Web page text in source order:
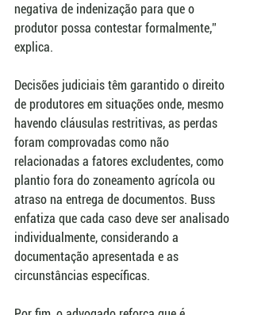
negativa de indenização para que o
produtor possa contestar formalmente,”
explica.
Decisões judiciais têm garantido o direito
de produtores em situações onde, mesmo
havendo cláusulas restritivas, as perdas
foram comprovadas como não
relacionadas a fatores excludentes, como
plantio fora do zoneamento agrícola ou
atraso na entrega de documentos. Buss
enfatiza que cada caso deve ser analisado
individualmente, considerando a
documentação apresentada e as
circunstâncias específicas.